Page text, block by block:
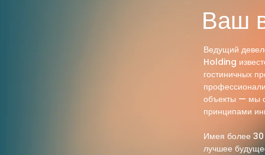
Ваш
Ведущий
Holding
гостиничных
объекты — мы
принципами
Имея более
лучшее